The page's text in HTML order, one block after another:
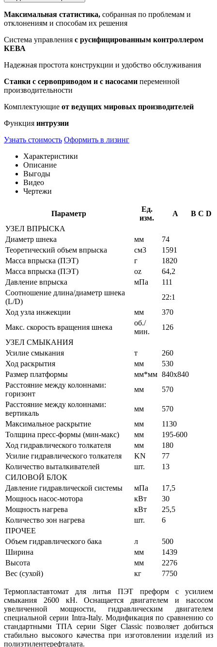
Максимальная статистика, собранная по проблемам и
отклонениям и способам их решения
Система управления с русифицированным контроллером
КЕВА
Надежная простота конструкции и удобство обслуживания
Станки с сервоприводом и с насосами переменной
производительности
Комплектующие от ведущих мировых производителей
Функция интрузии
Узнать стоимость Оформить в лизинг
Характеристики
Описание
Выгоды
Видео
Чертежи
Параметр
Ед.
изм.
A B C D
УЗЕЛ ВПРЫСКА
Диаметр шнека
мм
74
Теоретический объем впрыска
см3
1591
Масса впрыска (ПЭТ)
г
1820
Масса впрыска (ПЭТ)
oz
64,2
Давление впрыска
мПа
111
Соотношение длина/диаметр шнека
(L/D)
22:1
Ход узла инжекции
мм
370
Макс. скорость вращения шнека
об./
мин.
126
УЗЕЛ СМЫКАНИЯ
Усилие смыкания
т
260
Ход раскрытия
мм
530
Размер платформы
мм*мм 840х840
Расстояние между колоннами:
горизонт
мм
570
Расстояние между колоннами:
вертикаль
мм
570
Максимальное раскрытие
мм
1130
Толщина пресс-формы (мин-макс)
мм
195-600
Ход гидравлического толкателя
мм
180
Усилие гидравлического толкателя
KN
77
Количество выталкивателей
шт.
13
СИЛОВОЙ БЛОК
Давление гидравлической системы
мПа
17,5
Мощнось насос-мотора
кВт
30
Мощность нагрева
кВт
25,5
Количество зон нагрева
шт.
6
ПРОЧЕЕ
Объем гидравлического бака
л
500
Ширина
мм
1439
Высота
мм
2276
Вес (сухой)
кг 7750
Термопластавтомат для литья ПЭТ преформ с усилием
смыкания 2600 кН. Оснащается двигателем и насосом
увеличенной мощности, гидравлическим двигателем
специальной серии Intra-Italy. Модификация по сравнению со
стандартными ТПА серии Siger Classic позволяет добиться
стабильно высокого качества при изготовлении изделий из
полиэтилентерефталата.